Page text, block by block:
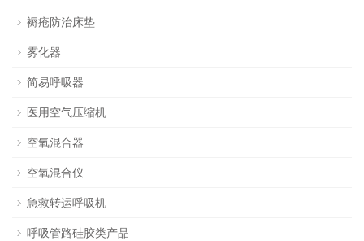
褥疮防治床垫
雾化器
简易呼吸器
医用空气压缩机
空氧混合器
空氧混合仪
急救转运呼吸机
呼吸管路硅胶类产品